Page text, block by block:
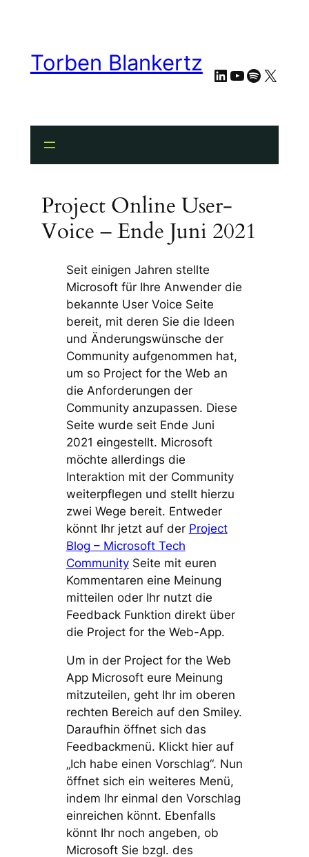
Torben Blankertz LinkedIn
YouTube
Spotify
X
Project Online User-
Voice – Ende Juni 2021
Seit einigen Jahren stellte
Microsoft für Ihre Anwender die
bekannte User Voice Seite
bereit, mit deren Sie die Ideen
und Änderungswünsche der
Community aufgenommen hat,
um so Project for the Web an
die Anforderungen der
Community anzupassen. Diese
Seite wurde seit Ende Juni
2021 eingestellt. Microsoft
möchte allerdings die
Interaktion mit der Community
weiterpflegen und stellt hierzu
zwei Wege bereit. Entweder
könnt Ihr jetzt auf der Project
Blog – Microsoft Tech
CommunitySeite mit euren
Kommentaren eine Meinung
mitteilen oder Ihr nutzt die
Feedback Funktion direkt über
die Project for the Web-App.
Um in der Project for the Web
App Microsoft eure Meinung
mitzuteilen, geht Ihr im oberen
rechten Bereich auf den Smiley.
Daraufhin öffnet sich das
Feedbackmenü. Klickt hier auf
„Ich habe einen Vorschlag“. Nun
öffnet sich ein weiteres Menü,
indem Ihr einmal den Vorschlag
einreichen könnt. Ebenfalls
könnt Ihr noch angeben, ob
Microsoft Sie bzgl. des